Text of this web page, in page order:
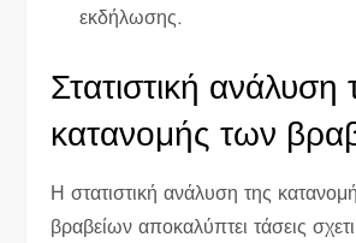
εκδήλωσης.
Στατιστική ανάλυση
κατανομής των
Η στατιστική ανάλυση της
βραβείων αποκαλύπτει τάσεις